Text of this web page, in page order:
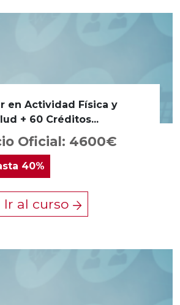
en Actividad Física y
+ 60 Créditos...
Oficial: 4600€
40%
Ir al curso